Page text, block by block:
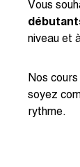
Vous
niveau et
Nos
soyez
rythme.